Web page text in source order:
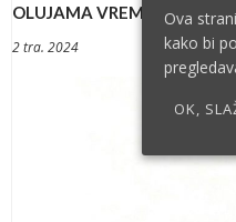
OLUJAMA VREMENA
2 tra. 2024
Ova
kako bi
OK,